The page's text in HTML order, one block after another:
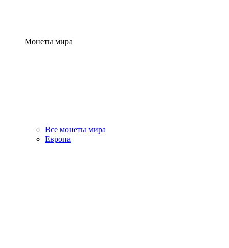
Монеты мира
Все монеты мира
Европа